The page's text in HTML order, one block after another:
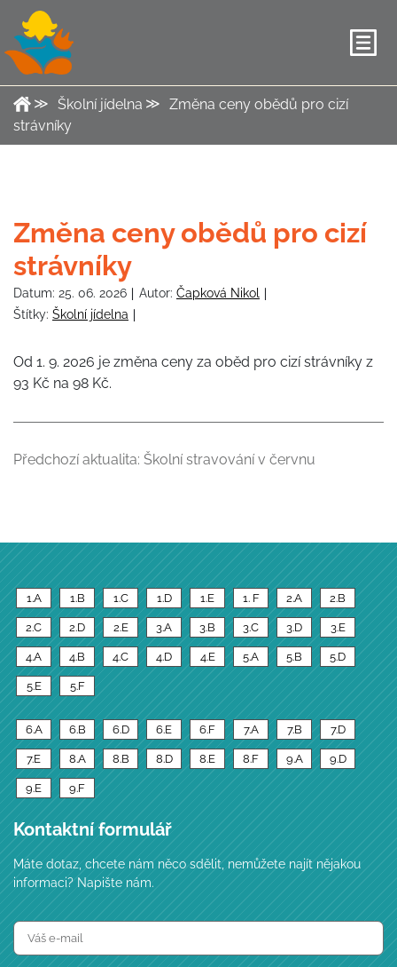
Školní jídelna
Změna ceny obědů pro cizí
strávníky
Změna ceny obědů pro cizí
strávníky
Datum: 25. 06. 2026 Autor: Čapková Nikol
Štítky: Školní jídelna
Od 1. 9. 2026 je změna ceny za oběd pro cizí strávníky z
93 Kč na 98 Kč.
Předchozí aktualita: Školní stravování v červnu
1.A 1.B 1.C 1.D 1.E 1. F 2.A 2.B
2.C 2.D 2.E 3.A 3.B 3.C 3.D 3.E
4.A 4.B 4.C 4.D 4.E 5.A 5.B 5.D
5.E 5.F
6.A 6.B 6.D 6.E 6.F 7.A 7.B 7.D
7.E 8.A 8.B 8.D 8.E 8.F 9.A 9.D
9.E 9.F
Kontaktní formulář
Máte dotaz, chcete nám něco sdělit, nemůžete najít nějakou
informaci? Napište nám.